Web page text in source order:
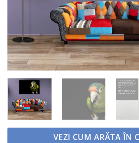
VEZI CUM ARĂTA ÎN